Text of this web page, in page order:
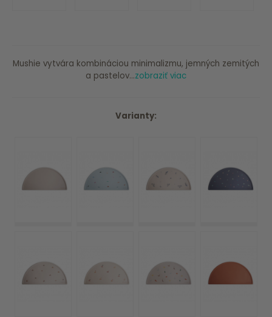
Mushie vytvára kombináciou minimalizmu, jemných zemitých
a pastelov...zobraziť viac
Varianty: